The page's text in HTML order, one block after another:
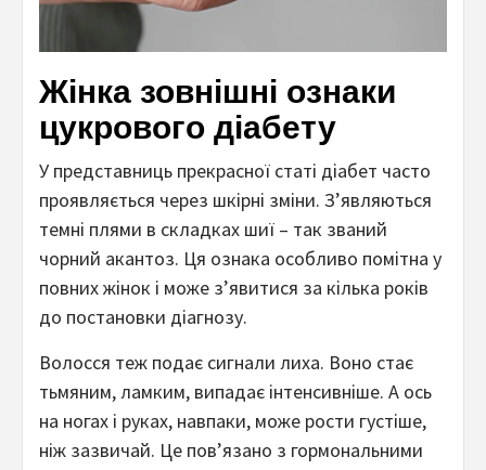
Жінка зовнішні ознаки
цукрового діабету
У представниць прекрасної статі діабет часто
проявляється через шкірні зміни. З’являються
темні плями в складках шиї – так званий
чорний акантоз. Ця ознака особливо помітна у
повних жінок і може з’явитися за кілька років
до постановки діагнозу.
Волосся теж подає сигнали лиха. Воно стає
тьмяним, ламким, випадає інтенсивніше. А ось
на ногах і руках, навпаки, може рости густіше,
ніж зазвичай. Це пов’язано з гормональними